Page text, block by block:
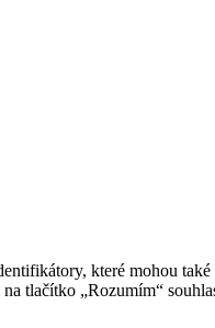
které mohou
tlačítko „Rozumím“